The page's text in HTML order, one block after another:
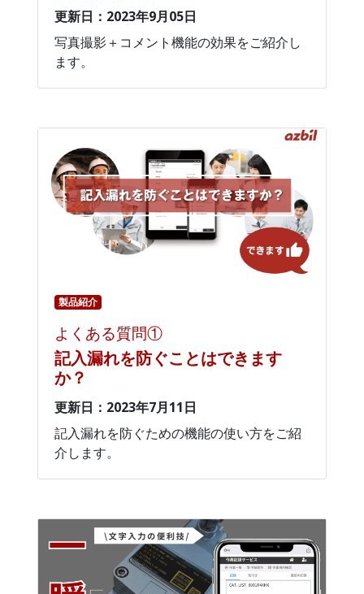
更新日：2023年9月05日
写真撮影＋コメント機能の効果をご紹介し
ます。
製品紹介
よくある質問①
記入漏れを防ぐことはできます
か？
更新日：2023年7月11日
記入漏れを防ぐための機能の使い方をご紹
介します。